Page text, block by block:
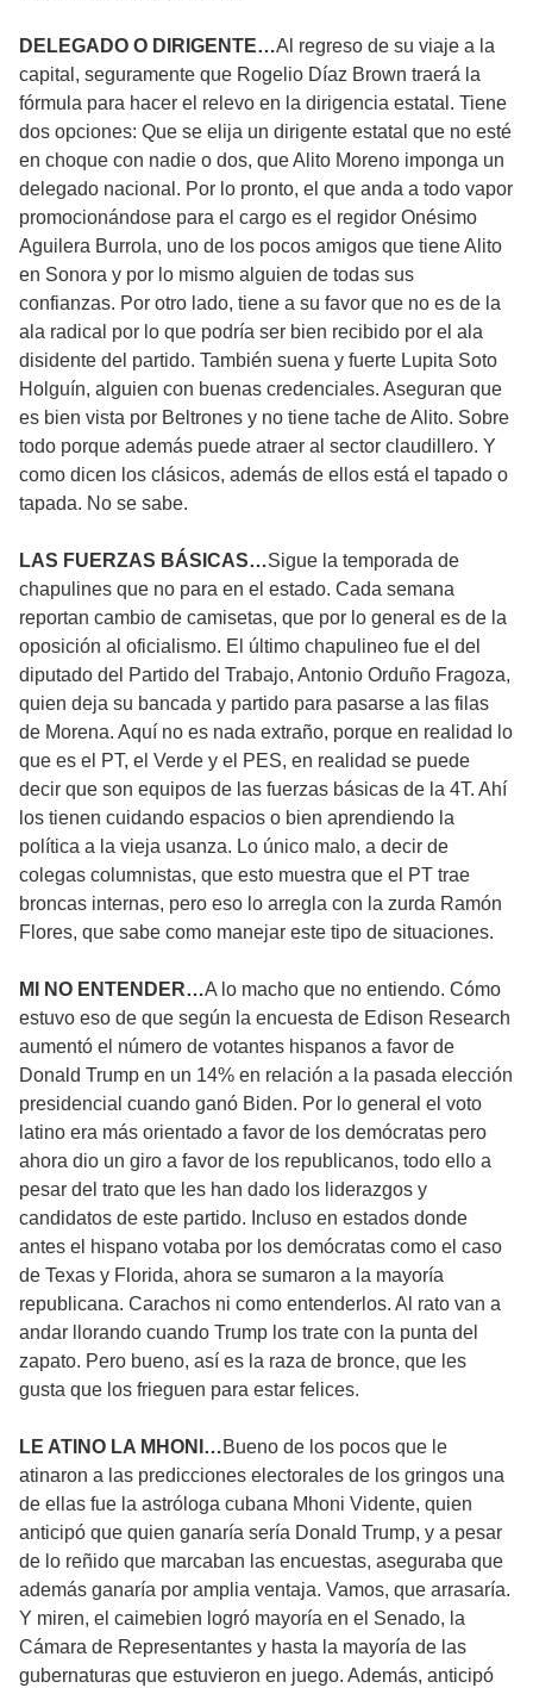
DELEGADO O DIRIGENTE…Al regreso de su viaje a la
capital, seguramente que Rogelio Díaz Brown traerá la
fórmula para hacer el relevo en la dirigencia estatal. Tiene
dos opciones: Que se elija un dirigente estatal que no esté
en choque con nadie o dos, que Alito Moreno imponga un
delegado nacional. Por lo pronto, el que anda a todo vapor
promocionándose para el cargo es el regidor Onésimo
Aguilera Burrola, uno de los pocos amigos que tiene Alito
en Sonora y por lo mismo alguien de todas sus
confianzas. Por otro lado, tiene a su favor que no es de la
ala radical por lo que podría ser bien recibido por el ala
disidente del partido. También suena y fuerte Lupita Soto
Holguín, alguien con buenas credenciales. Aseguran que
es bien vista por Beltrones y no tiene tache de Alito. Sobre
todo porque además puede atraer al sector claudillero. Y
como dicen los clásicos, además de ellos está el tapado o
tapada. No se sabe.
LAS FUERZAS BÁSICAS…Sigue la temporada de
chapulines que no para en el estado. Cada semana
reportan cambio de camisetas, que por lo general es de la
oposición al oficialismo. El último chapulineo fue el del
diputado del Partido del Trabajo, Antonio Orduño Fragoza,
quien deja su bancada y partido para pasarse a las filas
de Morena. Aquí no es nada extraño, porque en realidad lo
que es el PT, el Verde y el PES, en realidad se puede
decir que son equipos de las fuerzas básicas de la 4T. Ahí
los tienen cuidando espacios o bien aprendiendo la
política a la vieja usanza. Lo único malo, a decir de
colegas columnistas, que esto muestra que el PT trae
broncas internas, pero eso lo arregla con la zurda Ramón
Flores, que sabe como manejar este tipo de situaciones.
MI NO ENTENDER…A lo macho que no entiendo. Cómo
estuvo eso de que según la encuesta de Edison Research
aumentó el número de votantes hispanos a favor de
Donald Trump en un 14% en relación a la pasada elección
presidencial cuando ganó Biden. Por lo general el voto
latino era más orientado a favor de los demócratas pero
ahora dio un giro a favor de los republicanos, todo ello a
pesar del trato que les han dado los liderazgos y
candidatos de este partido. Incluso en estados donde
antes el hispano votaba por los demócratas como el caso
de Texas y Florida, ahora se sumaron a la mayoría
republicana. Carachos ni como entenderlos. Al rato van a
andar llorando cuando Trump los trate con la punta del
zapato. Pero bueno, así es la raza de bronce, que les
gusta que los frieguen para estar felices.
LE ATINO LA MHONI…Bueno de los pocos que le
atinaron a las predicciones electorales de los gringos una
de ellas fue la astróloga cubana Mhoni Vidente, quien
anticipó que quien ganaría sería Donald Trump, y a pesar
de lo reñido que marcaban las encuestas, aseguraba que
además ganaría por amplia ventaja. Vamos, que arrasaría.
Y miren, el caimebien logró mayoría en el Senado, la
Cámara de Representantes y hasta la mayoría de las
gubernaturas que estuvieron en juego. Además, anticipó